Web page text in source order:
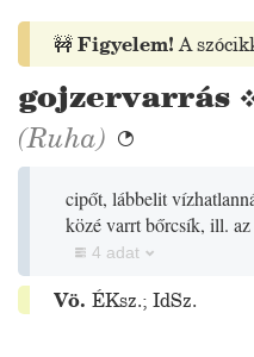
🚧Figyelem!A
gojzervarrás
(Ruha) 
cipőt, lábbelit
közé varrt bőrcsík, ill.
4 adat
Vö. ÉKsz.; IdSz.